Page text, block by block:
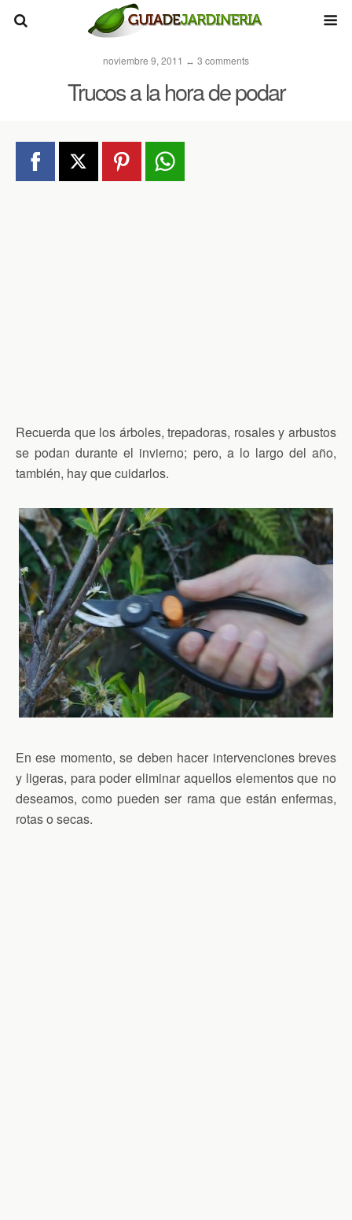
noviembre 9, 2011 ↔ 3 comments
Trucos a la hora de podar
Recuerda que los árboles, trepadoras, rosales y arbustos
se podan durante el invierno; pero, a lo largo del año,
también, hay que cuidarlos.
En ese momento, se deben hacer intervenciones breves
y ligeras, para poder eliminar aquellos elementos que no
deseamos, como pueden ser rama que están enfermas,
rotas o secas.